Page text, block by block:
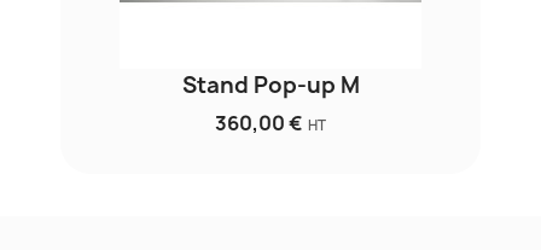
Stand Pop-up M
360,00 € HT